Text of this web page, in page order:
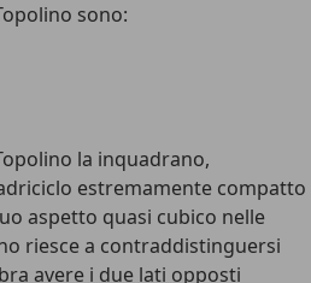
sono:
la inquadrano,
estremamente compatto
aspetto quasi cubico nelle
riesce a contraddistinguersi
avere i due lati opposti